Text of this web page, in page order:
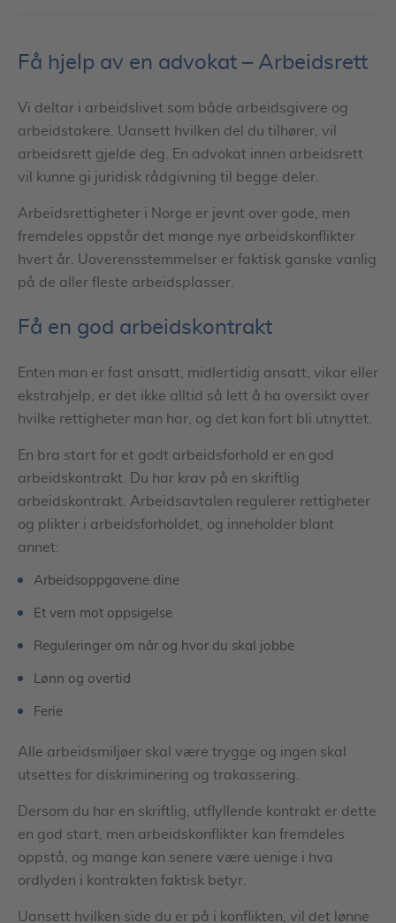
Få hjelp av en advokat – Arbeidsrett
Vi deltar i arbeidslivet som både arbeidsgivere og
arbeidstakere. Uansett hvilken del du tilhører, vil
arbeidsrett gjelde deg. En advokat innen arbeidsrett
vil kunne gi juridisk rådgivning til begge deler.
Arbeidsrettigheter i Norge er jevnt over gode, men
fremdeles oppstår det mange nye arbeidskonflikter
hvert år. Uoverensstemmelser er faktisk ganske vanlig
på de aller fleste arbeidsplasser.
Få en god arbeidskontrakt
Enten man er fast ansatt, midlertidig ansatt, vikar eller
ekstrahjelp, er det ikke alltid så lett å ha oversikt over
hvilke rettigheter man har, og det kan fort bli utnyttet.
En bra start for et godt arbeidsforhold er en god
arbeidskontrakt. Du har krav på en skriftlig
arbeidskontrakt. Arbeidsavtalen regulerer rettigheter
og plikter i arbeidsforholdet, og inneholder blant
annet:
Arbeidsoppgavene dine
Et vern mot oppsigelse
Reguleringer om når og hvor du skal jobbe
Lønn og overtid
Ferie
Alle arbeidsmiljøer skal være trygge og ingen skal
utsettes for diskriminering og trakassering.
Dersom du har en skriftlig, utflyllende kontrakt er dette
en god start, men arbeidskonflikter kan fremdeles
oppstå, og mange kan senere være uenige i hva
ordlyden i kontrakten faktisk betyr.
Uansett hvilken side du er på i konflikten, vil det lønne